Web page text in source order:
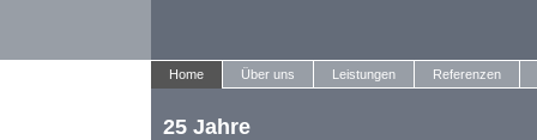
Home Über uns Leistungen Referenzen
25 Jahre